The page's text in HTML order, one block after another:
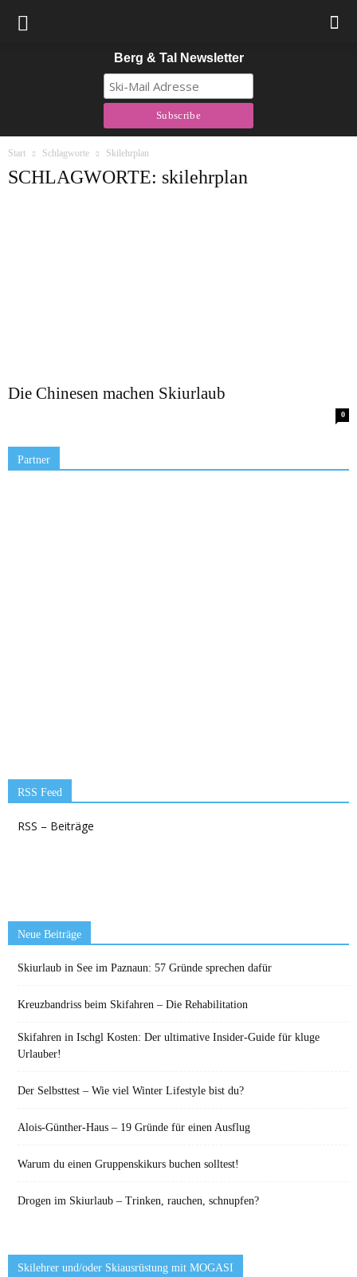
Berg & Tal Newsletter
Start Schlagworte Skilehrplan
SCHLAGWORTE: skilehrplan
Die Chinesen machen Skiurlaub
0
Partner
RSS Feed
RSS – Beiträge
Neue Beiträge
Skiurlaub in See im Paznaun: 57 Gründe sprechen dafür
Kreuzbandriss beim Skifahren – Die Rehabilitation
Skifahren in Ischgl Kosten: Der ultimative Insider-Guide für kluge
Urlauber!
Der Selbsttest – Wie viel Winter Lifestyle bist du?
Alois-Günther-Haus – 19 Gründe für einen Ausflug
Warum du einen Gruppenskikurs buchen solltest!
Drogen im Skiurlaub – Trinken, rauchen, schnupfen?
Skilehrer und/oder Skiausrüstung mit MOGASI